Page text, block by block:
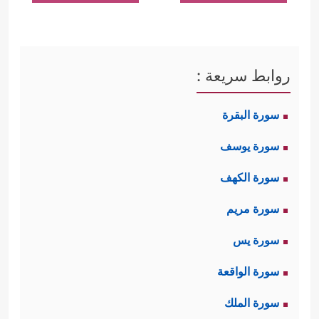
أما تلك المسائل التي يُنازعون فيها -
والتي تنقض هذه المشتركات - فقد
تناولتها هذه السورة المباركة كالآتي:
أولًا: استهلَّت السورة بموضوع القرآن
ورفض المشركين الإيمان به
تَنزِیلُ ٱلۡكِتَـٰبِ لَا رَیۡبَ فِیهِ مِن رَّبِّ ٱلۡعَـٰلَمِینَ
یَقُولُونَ ٱفۡتَرَىٰهُۚ بَلۡ هُوَ ٱلۡحَقُّ مِن رَّبِّكَ لِتُنذِرَ قَوۡمࣰا مَّاۤ
روابط سريعة :
سورة البقرة
سورة يوسف
سورة الكهف
سورة مريم
سورة يس
سورة الواقعة
سورة الملك